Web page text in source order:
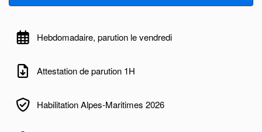
Hebdomadaire, parution le vendredi
Attestation de parution 1H
Habilitation Alpes-Maritimes 2026